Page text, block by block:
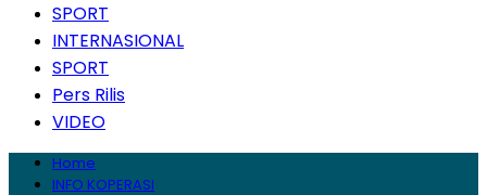
SPORT
INTERNASIONAL
SPORT
Pers Rilis
VIDEO
Home
INFO KOPERASI